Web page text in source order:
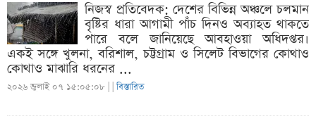
নিজস্ব প্রতিবেদক: দেশের বিভিন্ন অঞ্চলে চলমান
বৃষ্টির ধারা আগামী পাঁচ দিনও অব্যাহত থাকতে
পারে বলে জানিয়েছে আবহাওয়া অধিদপ্তর।
একই সঙ্গে খুলনা, বরিশাল, চট্টগ্রাম ও সিলেট বিভাগের কোথাও
কোথাও মাঝারি ধরনের ...
২০২৬ জুলাই ০৭ ১৫:০৫:০৮ | |বিস্তারিত